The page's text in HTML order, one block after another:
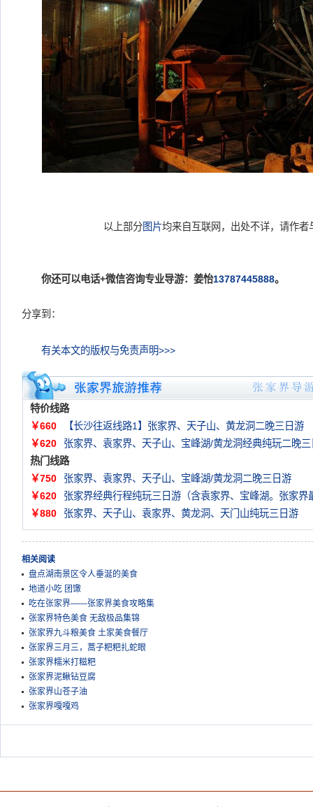
以上部分图片均来自互联网，出处不详，请作者
你还可以电话+微信咨询专业导游：姜怡13787445888。
分享到：
有关本文的版权与免责声明>>>
特价线路
￥660
【长沙往返线路1】张家界、天子山、黄龙洞二晚三日游
￥620
张家界、袁家界、天子山、宝峰湖/黄龙洞经典纯玩二晚三
热门线路
￥750
张家界、袁家界、天子山、宝峰湖/黄龙洞二晚三日游
￥620
张家界经典行程纯玩三日游（含袁家界、宝峰湖。张家界
￥880
张家界、天子山、袁家界、黄龙洞、天门山纯玩三日游
相关阅读
盘点湖南景区令人垂涎的美食
地道小吃 团馓
吃在张家界——张家界美食攻略集
张家界特色美食 无敌极品集锦
张家界九斗粮美食 土家美食餐厅
张家界三月三，蒿子粑粑扎蛇眼
张家界糯米打糍粑
张家界泥鳅钻豆腐
张家界山苍子油
张家界嘎嘎鸡